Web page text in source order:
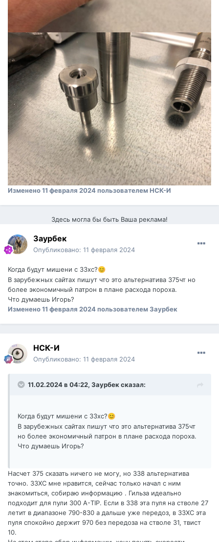
Изменено11 февраля 2024пользователем НСК-И
Здесь могла бы быть Ваша реклама!
Заурбек
Опубликовано: 11 февраля 2024
Когда будут мишени с 33хс?😊
В зарубежных сайтах пишут что это альтернатива 375чт но
более экономичный патрон в плане расхода пороха.
Что думаешь Игорь?
Изменено11 февраля 2024пользователем Заурбек
НСК-И
Опубликовано: 11 февраля 2024
11.02.2024 в 04:22, Заурбексказал:
Когда будут мишени с 33хс?😊
В зарубежных сайтах пишут что это альтернатива 375чт
но более экономичный патрон в плане расхода пороха.
Что думаешь Игорь?
Насчет 375 сказать ничего не могу, но 338 альтернатива
точно. 33ХС мне нравится, сейчас только начал с ним
знакомиться, собираю информацию . Гильза идеально
подходит для пули 300 А-TIP. Если в 338 эта пуля на стволе 27
летит в диапазоне 790-830 а дальше уже передоз, в 33ХС эта
пуля спокойно держит 970 без передоза на стволе 31, твист
10.